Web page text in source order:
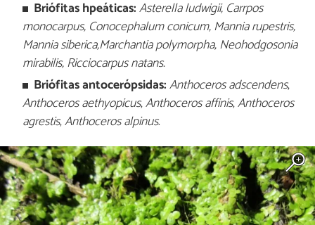
Briófitas hpeáticas:Asterella ludwigii, Carrpos
monocarpus, Conocephalum conicum,Mannia rupestris,
Mannia siberica,Marchantia polymorpha, Neohodgosonia
mirabilis, Ricciocarpus natans.
Briófitas antocerópsidas:Anthoceros adscendens,
Anthoceros aethyopicus,Anthoceros affinis,Anthoceros
agrestis,Anthoceros alpinus.